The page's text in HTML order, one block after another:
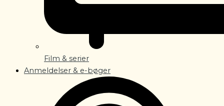
Film & serier
Anmeldelser & e-bøger